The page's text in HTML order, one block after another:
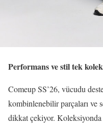
Performans ve stil tek
Comeup SS’26, vücudu
kombinlenebilir parçaları ve
dikkat çekiyor.